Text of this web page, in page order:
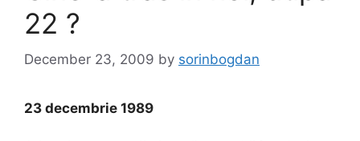
22 ?
December 23, 2009 by sorinbogdan
23 decembrie 1989